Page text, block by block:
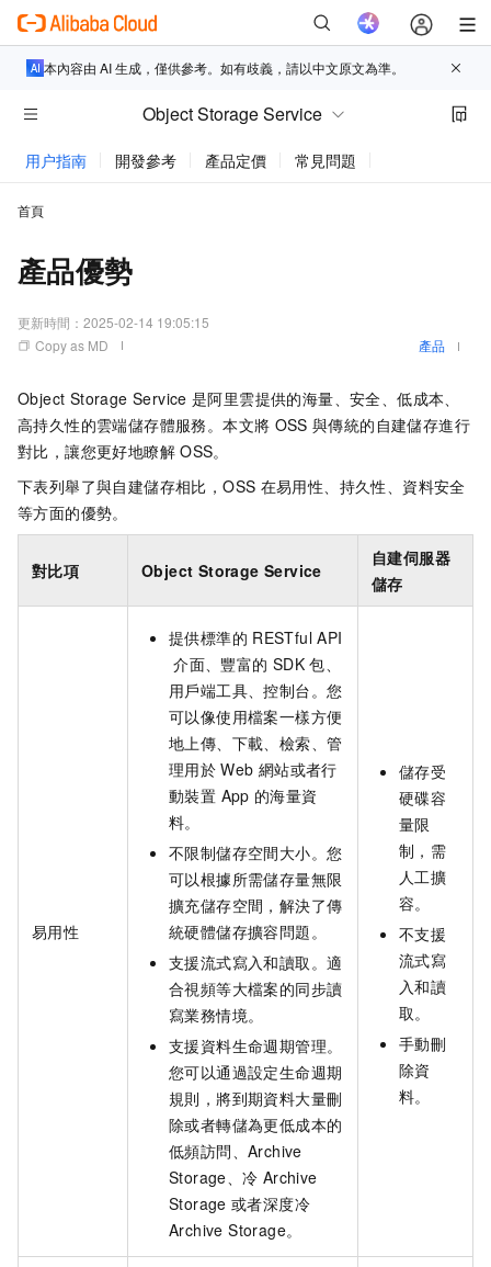
本內容由 AI 生成，僅供參考。如有歧義，請以中文原文為準。
Object Storage Service
用户指南 開發參考 產品定價 常見問題
首頁
產品優勢
更新時間： 2025-02-14 19:05:15
Copy as MD
產品
Object Storage Service 是阿里雲提供的海量、安全、低成本、
高持久性的雲端儲存體服務。本文將 OSS 與傳統的自建儲存進行
對比，讓您更好地瞭解 OSS。
下表列舉了與自建儲存相比，OSS 在易用性、持久性、資料安全
等方面的優勢。
對比項 Object Storage Service
自建伺服器
儲存
易用性
提供標準的 RESTful API
介面、豐富的 SDK 包、
用戶端工具、控制台。您
可以像使用檔案一樣方便
地上傳、下載、檢索、管
理用於 Web 網站或者行
動裝置 App 的海量資
料。
不限制儲存空間大小。您
可以根據所需儲存量無限
擴充儲存空間，解決了傳
統硬體儲存擴容問題。
支援流式寫入和讀取。適
合視頻等大檔案的同步讀
寫業務情境。
支援資料生命週期管理。
您可以通過設定生命週期
規則，將到期資料大量刪
除或者轉儲為更低成本的
低頻訪問、Archive
Storage、冷 Archive
Storage 或者深度冷
Archive Storage。
儲存受
硬碟容
量限
制，需
人工擴
容。
不支援
流式寫
入和讀
取。
手動刪
除資
料。